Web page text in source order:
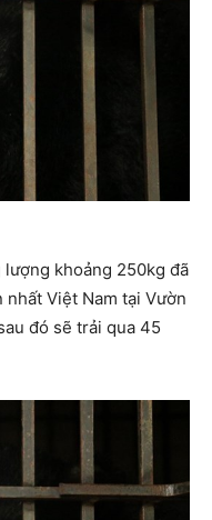
khoảng 250kg đã
nhất Việt Nam tại Vườn
đó sẽ trải qua 45